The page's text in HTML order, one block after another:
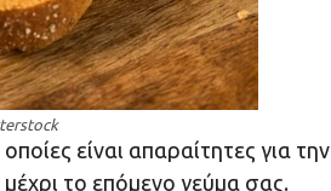
οποίες είναι απαραίτητες για την
το επόμενο γεύμα σας.